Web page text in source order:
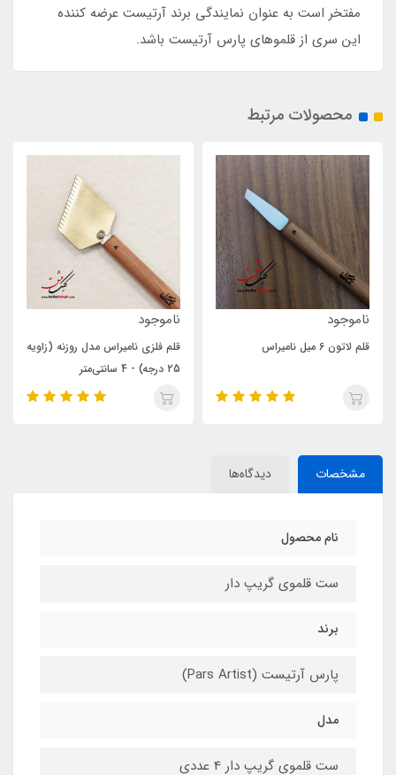
مفتخر است به عنوان نمایندگی برند آرتیست عرضه کننده
این سری از قلموهای پارس آرتیست باشد.
محصولات مرتبط
ناموجود
قلم لاتون 6 میل نامیراس
ناموجود
قلم فلزی نامیراس مدل روزنه (زاویه
25 درجه) - 4 سانتی‌متر
مشخصات دیدگاه‌ها
نام محصول
ست قلموی گریپ دار
برند
پارس آرتیست (Pars Artist)
مدل
ست قلموی گریپ دار 4 عددی